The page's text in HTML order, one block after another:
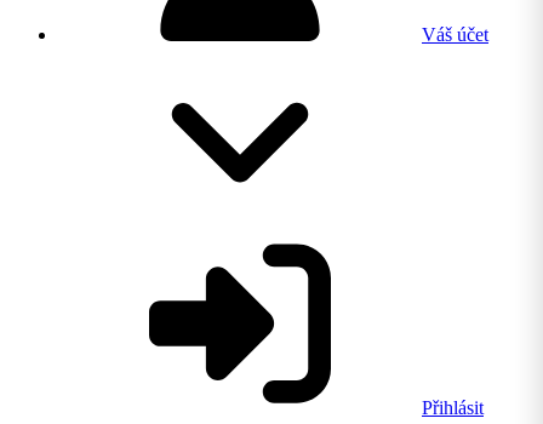
Váš účet
Přihlásit